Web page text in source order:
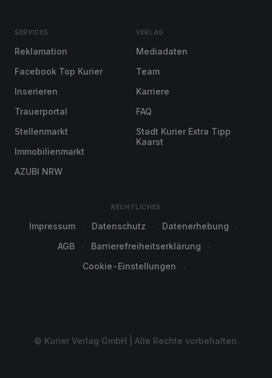
SERVICES
Reklamation
Facebook Top Kurier
Inserieren
Trauerportal
Stellenmarkt
Immobilienmarkt
AZUBI NRW
VERLAG
Mediadaten
Team
Karriere
FAQ
Stadt Kurier Extra Tipp
Kaarst
RECHTLICHES
Impressum Datenschutz
Datenerhebung
AGB
Barrierefreiheitserklärung
Cookie-Einstellungen
© Kurier Verlag GmbH | Alle Rechte vorbehalten.